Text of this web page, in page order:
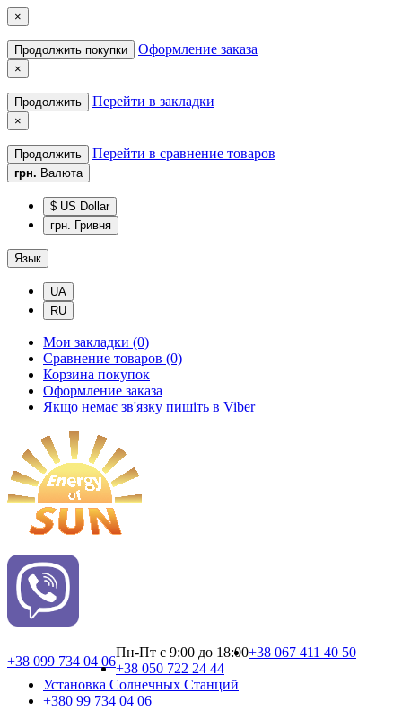
×
Продолжить покупки Оформление заказа
×
Продолжить Перейти в закладки
×
Продолжить Перейти в сравнение товаров
грн. Валюта
$ US Dollar
грн. Гривня
Язык
UA
RU
Мои закладки (0)
Сравнение товаров (0)
Корзина покупок
Оформление заказа
Якщо немає зв'язку пишіть в Viber
+38 099 734 04 06
Пн-Пт с 9:00 до 18:00+38 067 411 40 50
+38 050 722 24 44
Установка Cолнечных Cтанций
+380 99 734 04 06